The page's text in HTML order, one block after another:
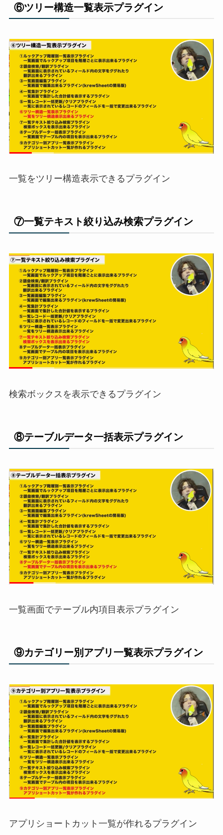
⑥ツリー構造一覧表示プラグイン
一覧をツリー構造表示できるプラグイン
⑦一覧テキスト絞り込み検索プラグイン
検索ボックスを表示できるプラグイン
⑧テーブルデータ一括表示プラグイン
一覧画面でテーブル内項目表示プラグイン
⑨カテゴリー別アプリ一覧表示プラグイン
アプリショートカット一覧が作れるプラグイン